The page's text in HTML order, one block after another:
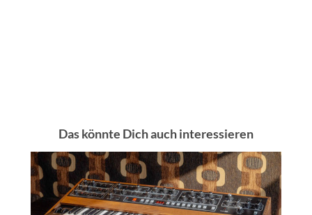
Das könnte Dich auch interessieren